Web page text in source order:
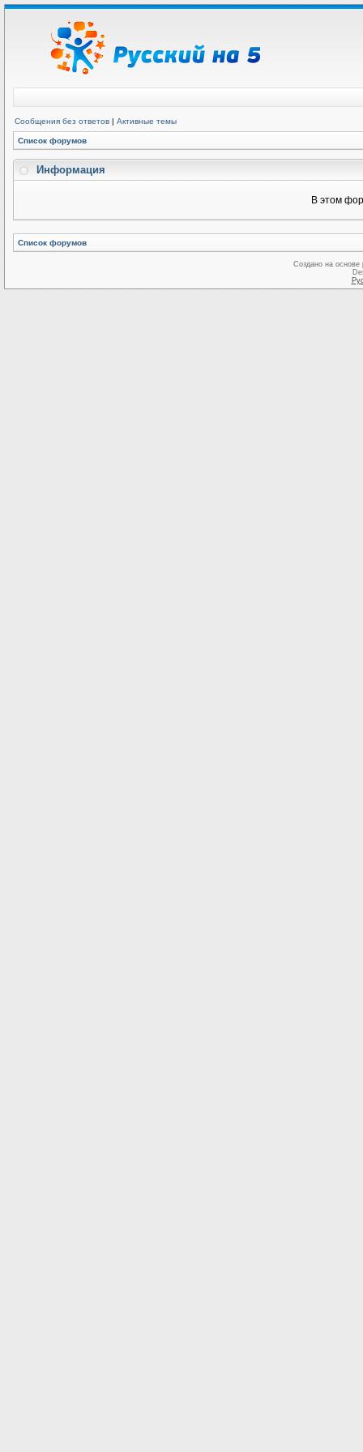
Сообщения без ответов | Активные темы
Список форумов
Информация
В этом
Список форумов
Создано на основе